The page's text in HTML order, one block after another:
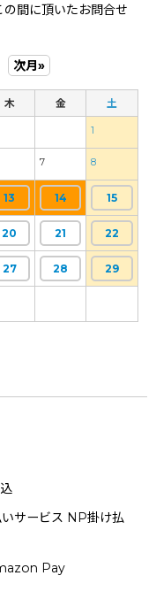
間に頂いたお問合せ
次月»
木 金 土
1
7 8
13 14 15
20 21 22
27 28 29
サービス NP掛け払
Pay